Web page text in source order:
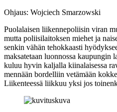
Ohjaus: Wojciech Smarzowski
Puolalaisen liikennepoliisin viran
mutta poliisilaitoksen miehet ja
senkin vähän tehokkaasti
maksatetaan luonnossa kaupungin
kuluu hyvin kaljalla kiinalaisessa
mennään bordelliin vetämään
Liikenteessä liikkuu yksi jos